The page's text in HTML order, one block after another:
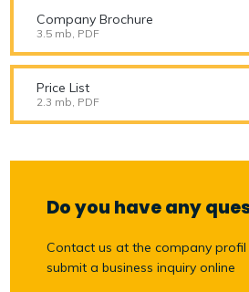
Company Brochure
3.5 mb, PDF
Price List
2.3 mb, PDF
Do you have any
Contact us at the company
submit a business inquiry online